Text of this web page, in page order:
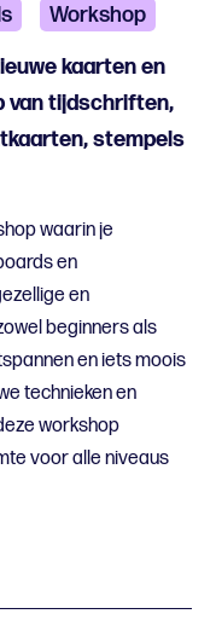
Workshop
kaarten en
van tijdschriften,
stempels
waarin je
en
en
beginners als
en iets moois
technieken en
workshop
voor alle niveaus